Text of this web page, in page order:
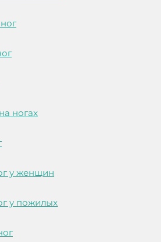
ногах
у женщин
у пожилых